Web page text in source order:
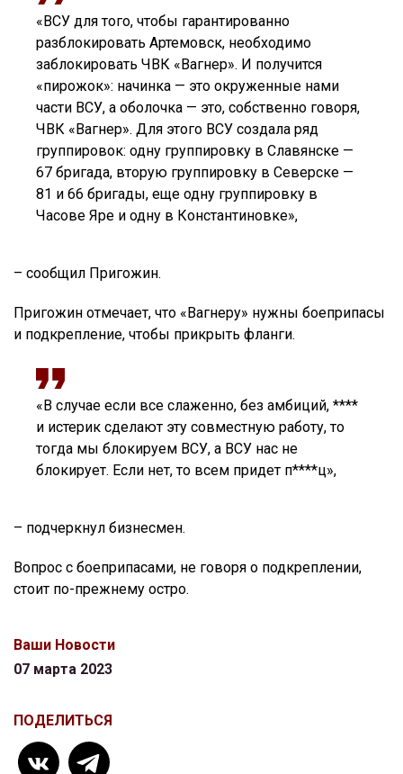
«ВСУ для того, чтобы гарантированно
разблокировать Артемовск, необходимо
заблокировать ЧВК «Вагнер». И получится
«пирожок»: начинка — это окруженные нами
части ВСУ, а оболочка — это, собственно говоря,
ЧВК «Вагнер». Для этого ВСУ создала ряд
группировок: одну группировку в Славянске —
67 бригада, вторую группировку в Северске —
81 и 66 бригады, еще одну группировку в
Часове Яре и одну в Константиновке»,
– сообщил Пригожин.
Пригожин отмечает, что «Вагнеру» нужны боеприпасы
и подкрепление, чтобы прикрыть фланги.
«В случае если все слаженно, без амбиций, ****
и истерик сделают эту совместную работу, то
тогда мы блокируем ВСУ, а ВСУ нас не
блокирует. Если нет, то всем придет п****ц»,
– подчеркнул бизнесмен.
Вопрос с боеприпасами, не говоря о подкреплении,
стоит по-прежнему остро.
Ваши Новости
07 марта 2023
ПОДЕЛИТЬСЯ